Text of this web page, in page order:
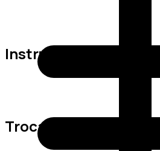
Instruções de Lavagem
Trocas e Devoluções